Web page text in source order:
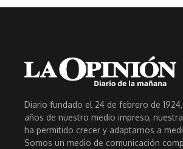
Diario fundado el 24 de febrero de
años de nuestro medio impreso,
ha permitido crecer y adaptarnos a
Somos un medio de comunicación